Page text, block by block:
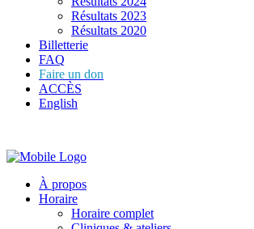
Résultats 2023
Résultats 2020
Billetterie
FAQ
Faire un don
ACCÈS
English
À propos
Horaire
Horaire complet